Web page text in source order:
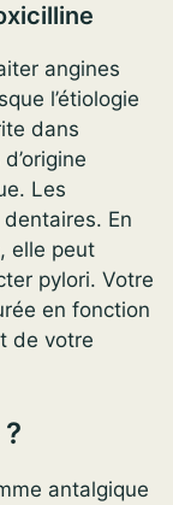
angines
l’étiologie
dans
Les
En
elle peut
pylori. Votre
en fonction
de votre
antalgique